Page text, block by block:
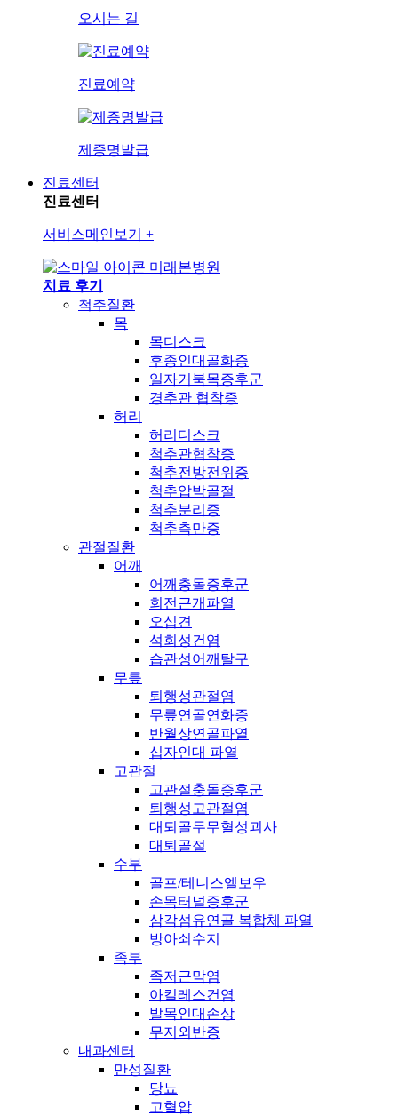
오시는 길
진료예약
제증명발급
진료센터
진료센터
서비스메인보기 +
미래본병원
치료 후기
척추질환
목
목디스크
후종인대골화증
일자거북목증후군
경추관 협착증
허리
허리디스크
척추관협착증
척추전방전위증
척추압박골절
척추분리증
척추측만증
관절질환
어깨
어깨충돌증후군
회전근개파열
오십견
석회성건염
습관성어깨탈구
무릎
퇴행성관절염
무릎연골연화증
반월상연골파열
십자인대 파열
고관절
고관절충돌증후군
퇴행성고관절염
대퇴골두무혈성괴사
대퇴골절
수부
골프/테니스엘보우
손목터널증후군
삼각섬유연골 복합체 파열
방아쇠수지
족부
족저근막염
아킬레스건염
발목인대손상
무지외반증
내과센터
만성질환
당뇨
고혈압